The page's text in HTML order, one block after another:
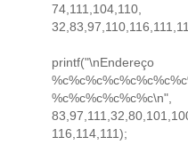
74,111,104,110,
%c%c%c%c%c%c\n",
116,114,111);